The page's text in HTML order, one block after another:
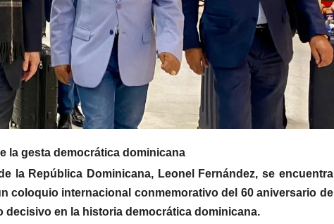
la gesta democrática dominicana
la República Dominicana, Leonel Fernández, se encuentra
coloquio internacional conmemorativo del 60 aniversario de
decisivo en la historia democrática dominicana.